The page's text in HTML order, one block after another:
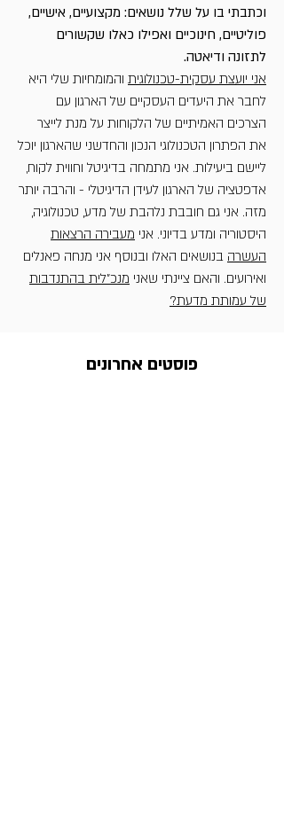
וכתבתי בו על שלל נושאים: מקצועיים, אישיים,
פוליטיים, חינוכיים ואפילו כאלו שקשורים
לתזונה ודיאטה.
אני יועצת עסקית-טכנולוגית והמומחיות שלי היא
לחבר את היעדים העסקיים של הארגון עם
הצרכים האמיתיים של הלקוחות על מנת לייצר
את הפתרון הטכנולוגי הנכון והחדשני שהארגון יוכל
ליישם ביעילות. אני מתמחה בדיגיטל וחווית לקוח,
אדפטציה של הארגון לעידן הדיגיטלי - והרבה יותר
מזה. אני גם חובבת נלהבת של מדע, טכנולוגיה,
היסטוריה ומדע בדיוני. אני מעבירה הרצאות
העשרה בנושאים האלו ובנוסף אני מנחה פאנלים
ואירועים. והאם ציינתי שאני מנכ"לית בהתנדבות
של עמותת מדעת?
פוסטים אחרונים